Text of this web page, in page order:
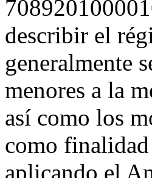
describir el
generalmente
menores a la
así como los
como
aplicando el